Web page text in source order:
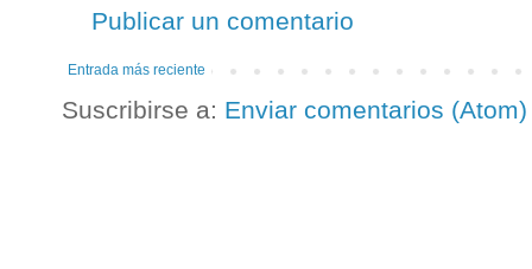
Publicar un comentario
Entrada más reciente
Suscribirse a: Enviar comentarios (Atom)